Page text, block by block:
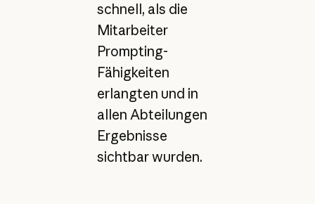
schnell, als die
Mitarbeiter
Prompting-
Fähigkeiten
erlangten und in
allen Abteilungen
Ergebnisse
sichtbar wurden.